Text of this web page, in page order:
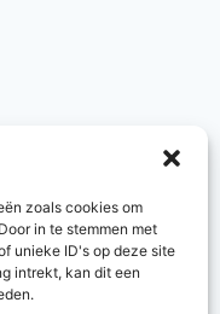
zoals cookies om
in te stemmen met
unieke ID's op deze site
intrekt, kan dit een